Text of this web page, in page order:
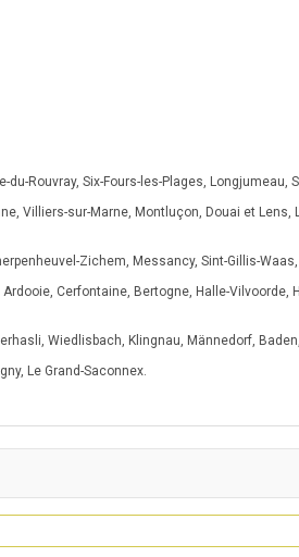
Rouvray, Six-Fours-les-Plages, Longjumeau,
Villiers-sur-Marne, Montluçon, Douai et Lens,
Zichem, Messancy, Sint-Gillis-
Cerfontaine, Bertogne, Halle-Vilvoorde,
Wiedlisbach, Klingnau, Männedorf,
Le Grand-Saconnex.